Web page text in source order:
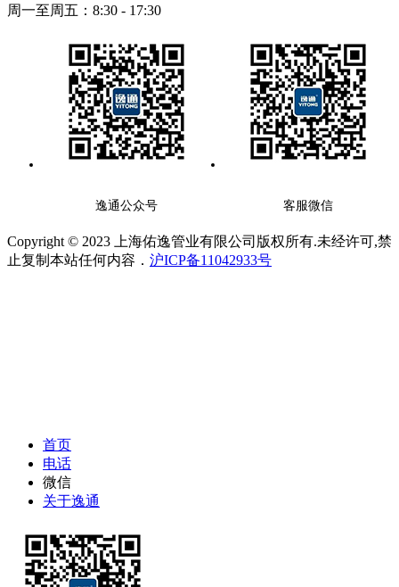
周一至周五：8:30 - 17:30
逸通公众号 客服微信
Copyright © 2023 上海佑逸管业有限公司版权所有.未经许可,禁
止复制本站任何内容． 沪ICP备11042933号
首页
电话
微信
关于逸通